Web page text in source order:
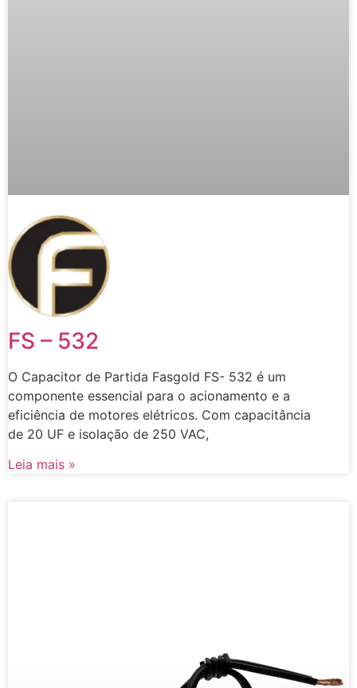
FS – 532
O Capacitor de Partida Fasgold FS- 532 é um
componente essencial para o acionamento e a
eficiência de motores elétricos. Com capacitância
de 20 UF e isolação de 250 VAC,
Leia mais »